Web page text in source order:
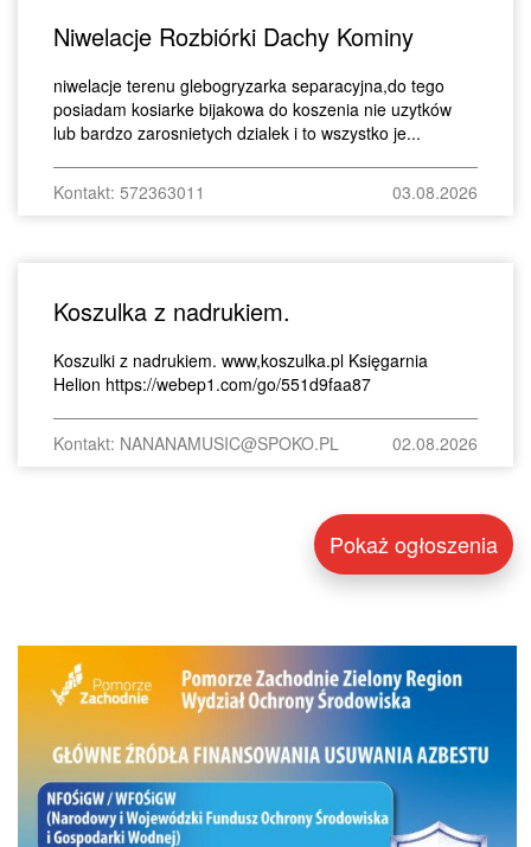
Niwelacje Rozbiórki Dachy Kominy
niwelacje terenu glebogryzarka separacyjna,do tego
posiadam kosiarke bijakowa do koszenia nie uzytków
lub bardzo zarosnietych dzialek i to wszystko je...
Kontakt: 572363011 03.08.2026
Koszulka z nadrukiem.
Koszulki z nadrukiem. www,koszulka.pl Księgarnia
Helion https://webep1.com/go/551d9faa87
Kontakt: NANANAMUSIC@SPOKO.PL 02.08.2026
Pokaż ogłoszenia